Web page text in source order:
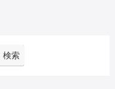
検索